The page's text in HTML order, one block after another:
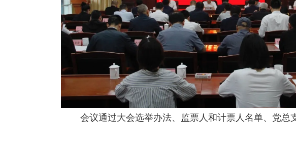
会议通过大会选举办法、监票人和计票人名单、党